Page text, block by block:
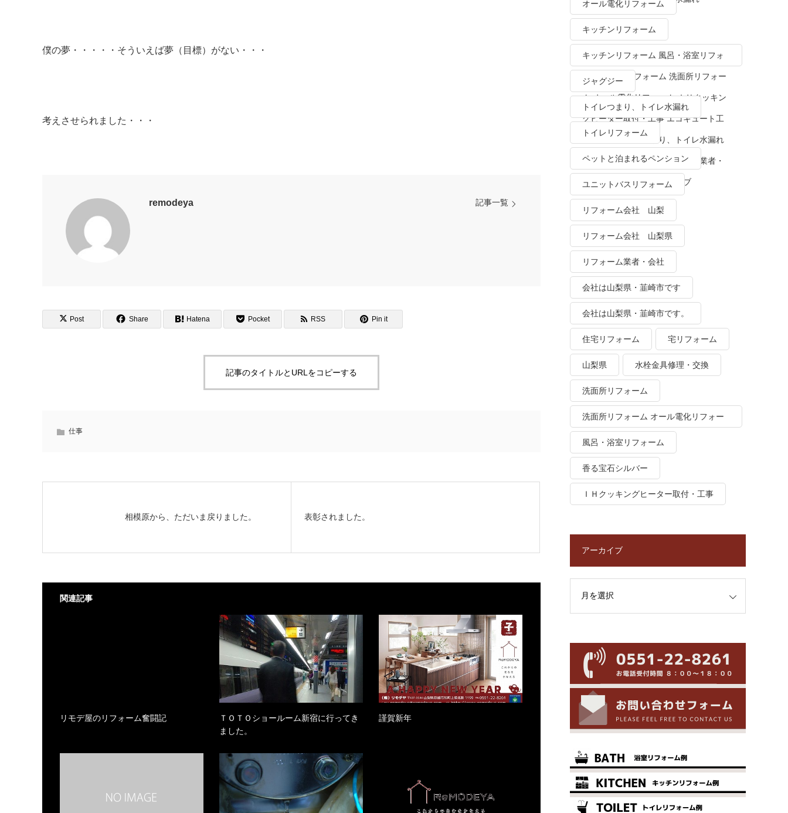
僕の夢・・・・・そういえば夢（目標）がない・・・
考えさせられました・・・
remodeya 記事一覧
Post Share Hatena Pocket RSS Pin it
記事のタイトルとURLをコピーする
仕事
相模原から、ただいま戻りました。 表彰されました。
関連記事
リモデ屋のリフォーム奮闘記
ＴＯＴＯショールーム新宿に行ってき
ました。
謹賀新年
オール電化リフォーム
キッチンリフォーム
キッチンリフォーム 風呂・浴室リフォ
ーム トイレリフォーム 洗面所リフォー
ム オール電化リフォーム ＩＨクッキン
グヒーター取付・工事 エコキュート工
事・販売 トイレつまり、トイレ水漏れ
水栓金具修理・交換 リフォーム業者・
会社 ＴＯＴＯリモデルクラブ
ジャグジー
トイレつまり、トイレ水漏れ
トイレリフォーム
ペットと泊まれるペンション
ユニットバスリフォーム
リフォーム会社 山梨
リフォーム会社 山梨県
リフォーム業者・会社
会社は山梨県・韮崎市です
会社は山梨県・韮崎市です。
住宅リフォーム 宅リフォーム
山梨県 水栓金具修理・交換
洗面所リフォーム
洗面所リフォーム オール電化リフォー
ム
風呂・浴室リフォーム
香る宝石シルバー
ＩＨクッキングヒーター取付・工事
アーカイブ